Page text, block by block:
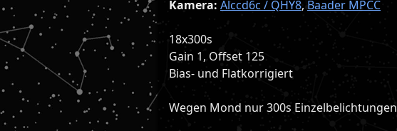
Kamera: Alccd6c / QHY8, Baader MPCC
18x300s
Gain 1, Offset 125
Bias- und Flatkorrigiert
Wegen Mond nur 300s Einzelbelichtungen